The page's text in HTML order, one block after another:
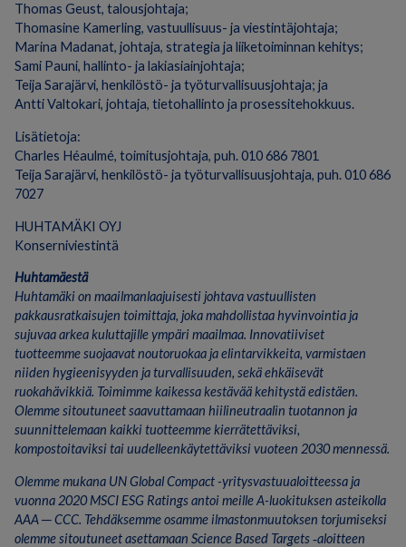
Thomas Geust, talousjohtaja;
Thomasine Kamerling, vastuullisuus- ja viestintäjohtaja;
Marina Madanat, johtaja, strategia ja liiketoiminnan kehitys;
Sami Pauni, hallinto- ja lakiasiainjohtaja;
Teija Sarajärvi, henkilöstö- ja työturvallisuusjohtaja; ja
Antti Valtokari, johtaja, tietohallinto ja prosessitehokkuus.
Lisätietoja:
Charles Héaulmé, toimitusjohtaja, puh. 010 686 7801
Teija Sarajärvi, henkilöstö- ja työturvallisuusjohtaja, puh. 010 686
7027
HUHTAMÄKI OYJ
Konserniviestintä
Huhtamäestä
Huhtamäki on maailmanlaajuisesti johtava vastuullisten
pakkausratkaisujen toimittaja, joka mahdollistaa hyvinvointia ja
sujuvaa arkea kuluttajille ympäri maailmaa. Innovatiiviset
tuotteemme suojaavat noutoruokaa ja elintarvikkeita, varmistaen
niiden hygieenisyyden ja turvallisuuden, sekä ehkäisevät
ruokahävikkiä. Toimimme kaikessa kestävää kehitystä edistäen.
Olemme sitoutuneet saavuttamaan hiilineutraalin tuotannon ja
suunnittelemaan kaikki tuotteemme kierrätettäviksi,
kompostoitaviksi tai uudelleenkäytettäviksi vuoteen 2030 mennessä.
Olemme mukana UN Global Compact -yritysvastuualoitteessa ja
vuonna 2020 MSCI ESG Ratings antoi meille A-luokituksen asteikolla
AAA─CCC. Tehdäksemme osamme ilmastonmuutoksen torjumiseksi
olemme sitoutuneet asettamaan Science Based Targets ‑aloitteen